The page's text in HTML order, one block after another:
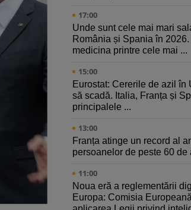
17:00
Unde sunt cele mai mari
România și Spania în 2026.
medicina printre cele mai ...
15:00
Eurostat: Cererile de azil în
să scadă. Italia, Franța și
principalele ...
13:00
Franța atinge un record al
persoanelor de peste 60 de
11:00
Noua eră a reglementării
Europa: Comisia